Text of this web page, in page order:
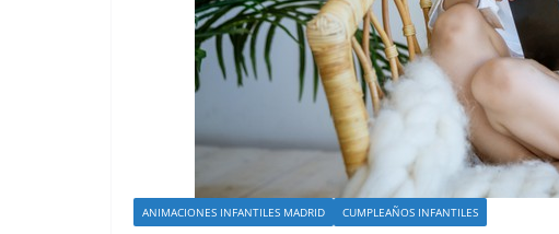
ANIMACIONES INFANTILES MADRID CUMPLEAÑOS INFANTILES